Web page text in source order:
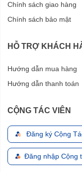
Chính sách giao hàng
Chính sách bảo mật
HỖ TRỢ KHÁCH
Hướng dẫn mua hàng
Hướng dẫn thanh toán
CỘNG TÁC VIÊN
Đăng ký Cộng
Đăng nhập Cộng